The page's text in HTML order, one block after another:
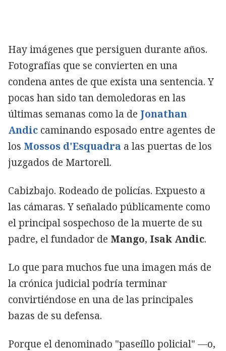
Hay imágenes que persiguen durante años.
Fotografías que se convierten en una
condena antes de que exista una sentencia. Y
pocas han sido tan demoledoras en las
últimas semanas como la de Jonathan
Andic caminando esposado entre agentes de
los Mossos d'Esquadra a las puertas de los
juzgados de Martorell.
Cabizbajo. Rodeado de policías. Expuesto a
las cámaras. Y señalado públicamente como
el principal sospechoso de la muerte de su
padre, el fundador de Mango, Isak Andic.
Lo que para muchos fue una imagen más de
la crónica judicial podría terminar
convirtiéndose en una de las principales
bazas de su defensa.
Porque el denominado "paseíllo policial" —o,